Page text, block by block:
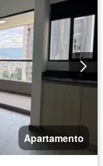
Apartamento